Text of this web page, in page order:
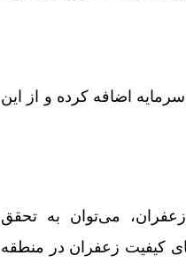
اضافه کرده و از این
می‌توان به تحقق
کیفیت زعفران در منطقه